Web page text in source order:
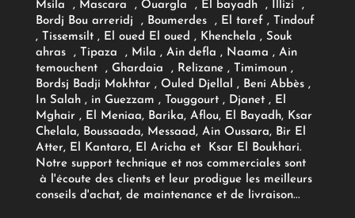
Msila , Mascara , Ouargla , El bayadh , Illizi ,
Bordj Bou arreridj , Boumerdes , El taref , Tindouf
, Tissemsilt , El oued El oued , Khenchela , Souk
ahras , Tipaza , Mila , Ain defla , Naama , Ain
temouchent , Ghardaia , Relizane , Timimoun ,
Bordsj Badji Mokhtar , Ouled Djellal , Beni Abbès ,
In Salah , in Guezzam , Touggourt , Djanet , El
Mghair , El Meniaa, Barika, Aflou, El Bayadh, Ksar
Chelala, Boussaada, Messaad, Ain Oussara, Bir El
Atter, El Kantara, El Aricha et Ksar El Boukhari.
Notre support technique et nos commerciales sont
à l'écoute des clients et leur prodigue les meilleurs
conseils d'achat, de maintenance et de livraison...